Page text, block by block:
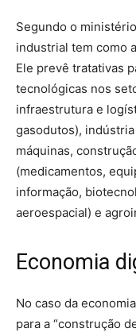
Segundo o
industrial tem como
Ele prevê tratativas
tecnológicas nos
infraestrutura e
gasodutos),
máquinas,
(medicamentos,
informação,
aeroespacial) e
Economia
No caso da
para a “construção